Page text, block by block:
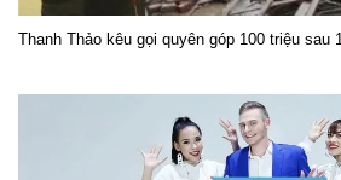
Thanh Thảo kêu gọi quyên góp 100 triệu sau